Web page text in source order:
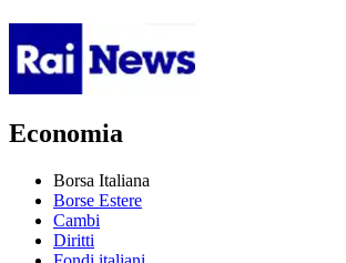
Economia
Borsa Italiana
Borse Estere
Cambi
Diritti